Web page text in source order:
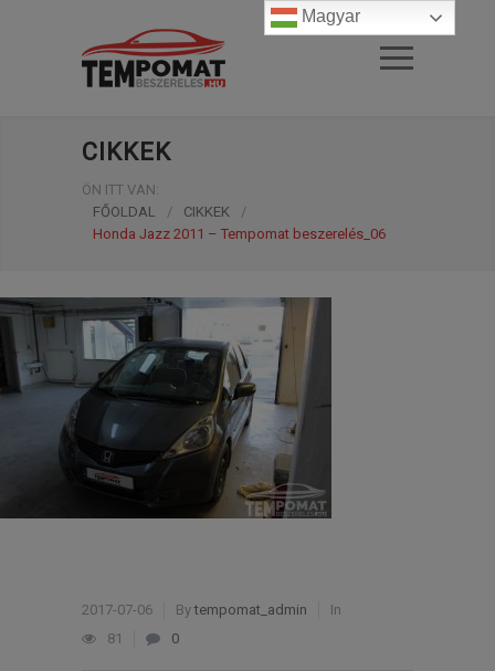
CIKKEK
ÖN ITT VAN:
FŐOLDAL
/ CIKKEK
/
Honda Jazz 2011 – Tempomat beszerelés_06
2017-07-06 Bytempomat_admin
In
81
0
Magyar